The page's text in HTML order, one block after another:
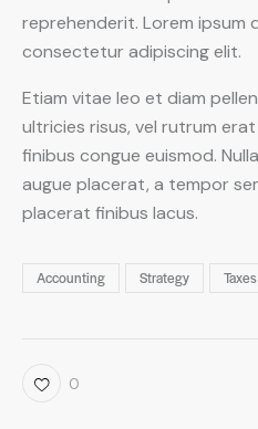
reprehenderit. Lorem ipsum
consectetur adipiscing elit.
Etiam vitae leo et diam
ultricies risus, vel rutrum
finibus congue euismod.
augue placerat, a tempor
placerat finibus lacus.
Accounting Strategy Taxes
0